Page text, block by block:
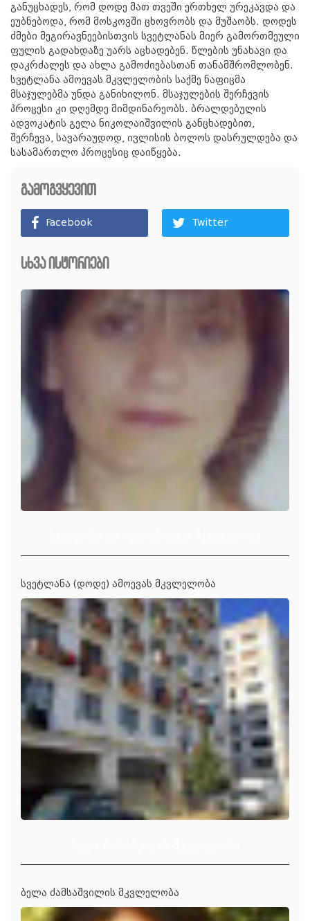
განუცხადეს, რომ დოდე მათ თვეში ერთხელ ურეკავდა და
ეუბნებოდა, რომ მოსკოვში ცხოვრობს და მუშაობს. დოდეს
ძმები მეგირავნეებისთვის სვეტლანას მიერ გამორთმეული
ფულის გადახდაზე უარს აცხადებენ. წლების უნახავი და
დაკრძალეს და ახლა გამოძიებასთან თანამშრომლობენ.
სვეტლანა ამოევას მკვლელობის საქმე ნაფიცმა
მსაჯულებმა უნდა განიხილონ. მსაჯულების შერჩევის
პროცესი კი დღემდე მიმდინარეობს. ბრალდებულის
ადვოკატის გელა ნიკოლაიშვილის განცხადებით,
შერჩევა, სავარაუდოდ, ივლისის ბოლოს დასრულდება და
სასამართლო პროცესიც დაიწყება.
გამოგვყევით
Facebook Twitter
სხვა ისტორიები
სვეტლანა (დოდე) ამოევას მკვლელობა
ბელა ძამსაშვილის მკვლელობა